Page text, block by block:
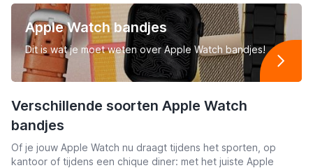
Apple Watch bandjes
Dit is wat je moet weten over Apple Watch bandjes!
Verschillende soorten Apple Watch
bandjes
Of je jouw Apple Watch nu draagt tijdens het sporten, op
kantoor of tijdens een chique diner: met het juiste Apple